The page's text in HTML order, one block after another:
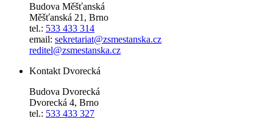
Budova Měšťanská
Měšťanská 21, Brno
tel.: 533 433 314
email: sekretariat@zsmestanska.cz
reditel@zsmestanska.cz
Kontakt Dvorecká
Budova Dvorecká
Dvorecká 4, Brno
tel.: 533 433 327